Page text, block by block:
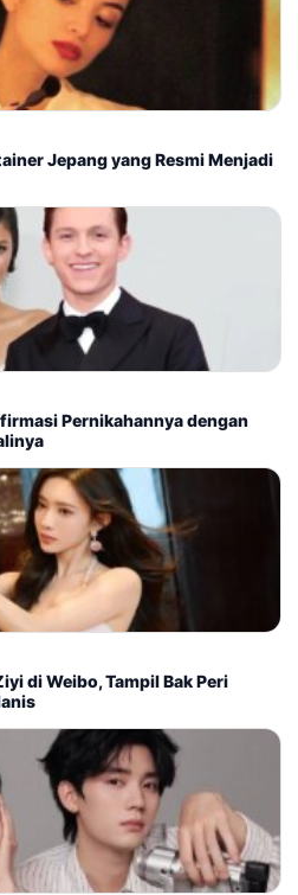
Jepang yang Resmi Menjadi
Pernikahannya dengan
di Weibo, Tampil Bak Peri